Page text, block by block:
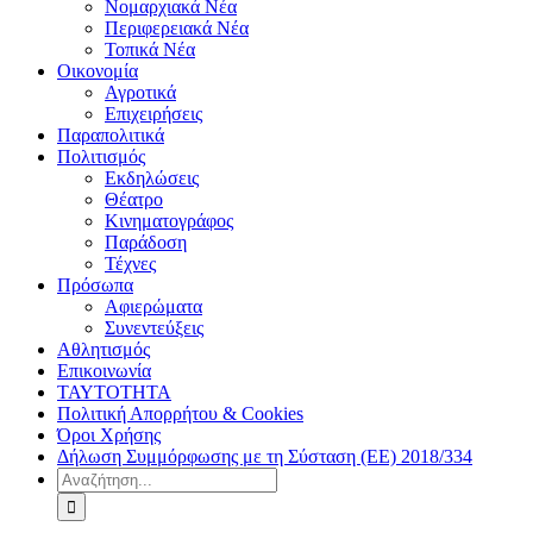
Νομαρχιακά Νέα
Περιφερειακά Νέα
Τοπικά Νέα
Οικονομία
Αγροτικά
Επιχειρήσεις
Παραπολιτικά
Πολιτισμός
Εκδηλώσεις
Θέατρο
Κινηματογράφος
Παράδοση
Τέχνες
Πρόσωπα
Αφιερώματα
Συνεντεύξεις
Αθλητισμός
Επικοινωνία
ΤΑΥΤΟΤΗΤΑ
Πολιτική Απορρήτου & Cookies
Όροι Χρήσης
Δήλωση Συμμόρφωσης με τη Σύσταση (ΕΕ) 2018/334
Αναζήτηση
για: